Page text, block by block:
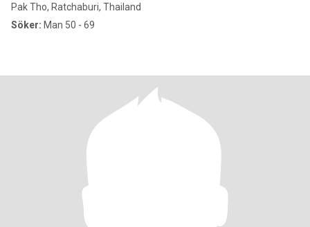
Pak Tho, Ratchaburi, Thailand
Söker: Man 50 - 69